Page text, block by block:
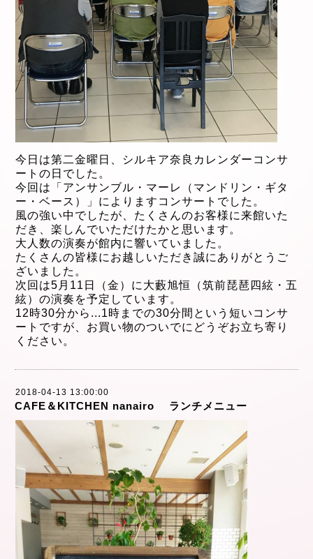
今日は第二金曜日、シルキア奈良カレンダーコンサ
ートの日でした。
今回は「アンサンブル・マーレ（マンドリン・ギタ
ー・ベース）」 によります コンサート でした。
風の強い中でしたが、たくさんのお客様に来館いた
だき、 楽しんでいただけたかと思います。
大人数の演奏が館内に響いていました。
たくさんの皆様にお越しいただき 誠にありがとうご
ざいました。
次回は5月11 日（金）に大藪旭恒（筑前琵琶四絃・五
絃）の演奏 を予定しています。
12時30分から ...1時までの30分間という短いコンサ
ートですが、 お買い物のついでにどうぞお立ち寄り
ください。
2018-04-13 13:00:00
CAFE＆KITCHEN nanairo ランチメニュー